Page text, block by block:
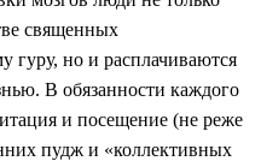
священных
гуру, но и расплачиваются
В обязанности каждого
и посещение (не реже
пудж и «коллективных